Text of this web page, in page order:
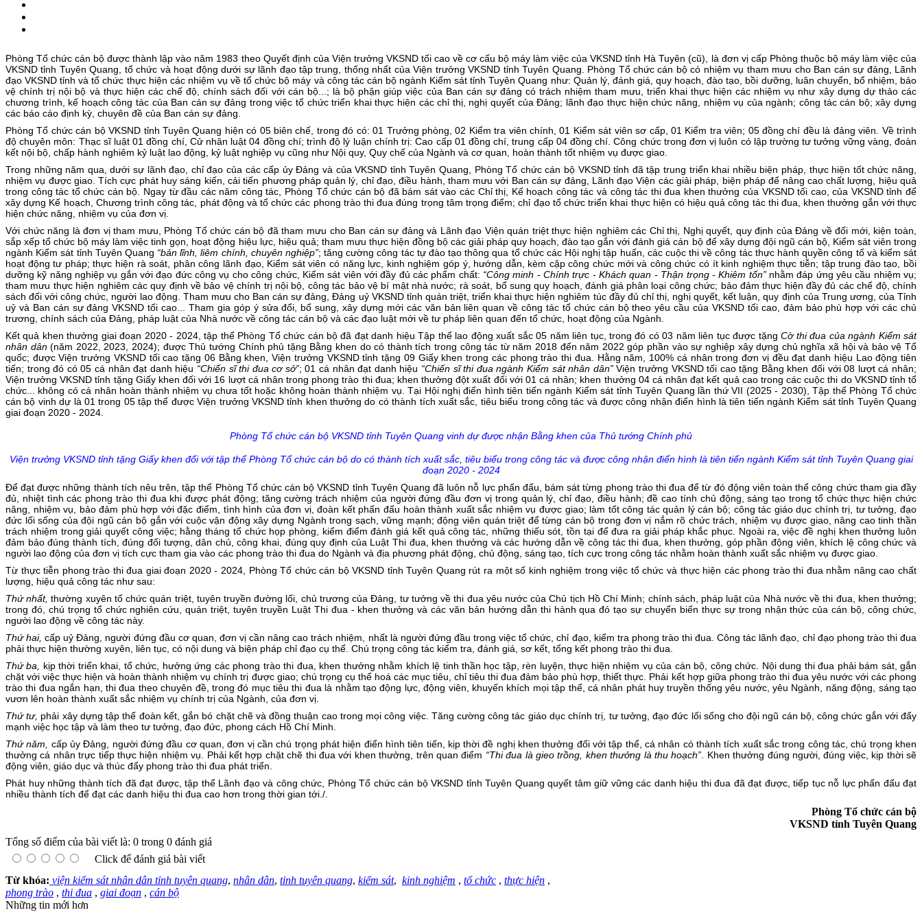
Phòng Tổ chức cán bộ được thành lập vào năm 1983 theo Quyết định của Viện trưởng VKSND tối cao về cơ cấu bộ máy làm việc của VKSND tỉnh Hà Tuyên (cũ), là đơn vị cấp Phòng thuộc bộ máy làm việc của
VKSND tỉnh Tuyên Quang, tổ chức và hoạt động dưới sự lãnh đạo tập trung, thống nhất của Viện trưởng VKSND tỉnh Tuyên Quang. Phòng Tổ chức cán bộ có nhiệm vụ tham mưu cho Ban cán sự đảng, Lãnh
đạo VKSND tỉnh và tổ chức thực hiện các nhiệm vụ về tổ chức bộ máy và công tác cán bộ ngành Kiểm sát tỉnh Tuyên Quang như: Quản lý, đánh giá, quy hoạch, đào tạo, bồi dưỡng, luân chuyển, bổ nhiệm, bảo
vệ chính trị nội bộ và thực hiện các chế độ, chính sách đối với cán bộ...; là bộ phận giúp việc của Ban cán sự đảng có trách nhiệm tham mưu, triển khai thực hiện các nhiệm vụ như xây dựng dự thảo các
chương trình, kế hoạch công tác của Ban cán sự đảng trong việc tổ chức triển khai thực hiện các chỉ thị, nghị quyết của Đảng; lãnh đạo thực hiện chức năng, nhiệm vụ của ngành; công tác cán bộ; xây dựng
các báo cáo định kỳ, chuyên đề của Ban cán sự đảng.
Phòng Tổ chức cán bộ VKSND tỉnh Tuyên Quang hiện có 05 biên chế, trong đó có: 01 Trưởng phòng, 02 Kiểm tra viên chính, 01 Kiểm sát viên sơ cấp, 01 Kiểm tra viên; 05 đồng chí đều là đảng viên. Về trình
độ chuyên môn: Thạc sĩ luật 01 đồng chí, Cử nhân luật 04 đồng chí; trình độ lý luận chính trị: Cao cấp 01 đồng chí, trung cấp 04 đồng chí. Công chức trong đơn vị luôn có lập trường tư tưởng vững vàng, đoàn
kết nội bộ, chấp hành nghiêm kỷ luật lao động, kỷ luật nghiệp vụ cũng như Nội quy, Quy chế của Ngành và cơ quan, hoàn thành tốt nhiệm vụ được giao.
Trong những năm qua, dưới sự lãnh đạo, chỉ đạo của các cấp ủy Đảng và của VKSND tỉnh Tuyên Quang, Phòng Tổ chức cán bộ VKSND tỉnh đã tập trung triển khai nhiều biện pháp, thực hiện tốt chức năng,
nhiệm vụ được giao. Tích cực phát huy sáng kiến, cải tiến phương pháp quản lý, chỉ đạo, điều hành, tham mưu với Ban cán sự đảng, Lãnh đạo Viện các giải pháp, biện pháp để nâng cao chất lượng, hiệu quả
trong công tác tổ chức cán bộ. Ngay từ đầu các năm công tác, Phòng Tổ chức cán bộ đã bám sát vào các Chỉ thị, Kế hoạch công tác và công tác thi đua khen thưởng của VKSND tối cao, của VKSND tỉnh để
xây dựng Kế hoạch, Chương trình công tác, phát động và tổ chức các phong trào thi đua đúng trọng tâm trọng điểm; chỉ đạo tổ chức triển khai thực hiện có hiệu quả công tác thi đua, khen thưởng gắn với thực
hiện chức năng, nhiệm vụ của đơn vị.
Với chức năng là đơn vị tham mưu, Phòng Tổ chức cán bộ đã tham mưu cho Ban cán sự đảng và Lãnh đạo Viện quán triệt thực hiện nghiêm các Chỉ thị, Nghị quyết, quy định của Đảng về đổi mới, kiện toàn,
sắp xếp tổ chức bộ máy làm việc tinh gọn, hoạt động hiệu lực, hiệu quả; tham mưu thực hiện đồng bộ các giải pháp quy hoạch, đào tạo gắn với đánh giá cán bộ để xây dựng đội ngũ cán bộ, Kiểm sát viên trong
ngành Kiểm sát tỉnh Tuyên Quang “bản lĩnh, liêm chính, chuyên nghiệp”; tăng cường công tác tự đào tạo thông qua tổ chức các Hội nghị tập huấn, các cuộc thi về công tác thực hành quyền công tố và kiểm sát
hoạt động tư pháp; thực hiện rà soát, phân công lãnh đạo, Kiểm sát viên có năng lực, kinh nghiệm góp ý, hướng dẫn, kèm cặp công chức mới và công chức có ít kinh nghiệm thực tiễn; tập trung đào tạo, bồi
dưỡng kỹ năng nghiệp vụ gắn với đạo đức công vụ cho công chức, Kiểm sát viên với đầy đủ các phẩm chất: “Công minh - Chính trực - Khách quan - Thận trọng - Khiêm tốn”nhằm đáp ứng yêu cầu nhiệm vụ;
tham mưu thực hiện nghiêm các quy định về bảo vệ chính trị nội bộ, công tác bảo vệ bí mật nhà nước; rà soát, bổ sung quy hoạch, đánh giá phân loại công chức; bảo đảm thực hiện đầy đủ các chế độ, chính
sách đối với công chức, người lao động. Tham mưu cho Ban cán sự đảng, Đảng uỷ VKSND tỉnh quán triệt, triển khai thực hiện nghiêm túc đầy đủ chỉ thị, nghị quyết, kết luận, quy định của Trung ương, của Tỉnh
uỷ và Ban cán sự đảng VKSND tối cao... Tham gia góp ý sửa đổi, bổ sung, xây dựng mới các văn bản liên quan về công tác tổ chức cán bộ theo yêu cầu của VKSND tối cao, đảm bảo phù hợp với các chủ
trương, chính sách của Đảng, pháp luật của Nhà nước về công tác cán bộ và các đạo luật mới về tư pháp liên quan đến tổ chức, hoạt động của Ngành.
Kết quả khen thưởng giai đoạn 2020 - 2024, tập thể Phòng Tổ chức cán bộ đã đạt danh hiệu Tập thể lao động xuất sắc 05 năm liên tục, trong đó có 03 năm liên tục được tặngCờ thi đua của ngành Kiểm sát
nhân dân(năm 2022, 2023, 2024); được Thủ tướng Chính phủ tặng Bằng khen do có thành tích trong công tác từ năm 2018 đến năm 2022 góp phần vào sự nghiệp xây dựng chủ nghĩa xã hội và bảo vệ Tổ
quốc; được Viện trưởng VKSND tối cao tặng 06 Bằng khen, Viện trưởng VKSND tỉnh tặng 09 Giấy khen trong các phong trào thi đua. Hằng năm, 100% cá nhân trong đơn vị đều đạt danh hiệu Lao động tiên
tiến; trong đó có 05 cá nhân đạt danh hiệu “Chiến sĩ thi đua cơ sở”; 01 cá nhân đạt danh hiệu “Chiến sĩ thi đua ngành Kiểm sát nhân dân”Viện trưởng VKSND tối cao tặng Bằng khen đối với 08 lượt cá nhân;
Viện trưởng VKSND tỉnh tặng Giấy khen đối với 16 lượt cá nhân trong phong trào thi đua; khen thưởng đột xuất đối với 01 cá nhân; khen thưởng 04 cá nhân đạt kết quả cao trong các cuộc thi do VKSND tỉnh tổ
chức... không có cá nhân hoàn thành nhiệm vụ chưa tốt hoặc không hoàn thành nhiệm vụ. Tại Hội nghị điển hình tiên tiến ngành Kiểm sát tỉnh Tuyên Quang lần thứ VII (2025 - 2030), Tập thể Phòng Tổ chức
cán bộ vinh dự là 01 trong 05 tập thể được Viện trưởng VKSND tỉnh khen thưởng do có thành tích xuất sắc, tiêu biểu trong công tác và được công nhận điển hình là tiên tiến ngành Kiểm sát tỉnh Tuyên Quang
giai đoạn 2020 - 2024.
Phòng Tổ chức cán bộ VKSND tỉnh Tuyên Quang vinh dự được nhận Bằng khen của Thủ tướng Chính phủ
Viện trưởng VKSND tỉnh tặng Giấy khen đối với tập thể Phòng Tổ chức cán bộ do có thành tích xuất sắc, tiêu biểu trong công tác và được công nhận điển hình là tiên tiến ngành Kiểm sát tỉnh Tuyên Quang giai
đoạn 2020 - 2024
Để đạt được những thành tích nêu trên, tập thể Phòng Tổ chức cán bộ VKSND tỉnh Tuyên Quang đã luôn nỗ lực phấn đấu, bám sát từng phong trào thi đua để từ đó động viên toàn thể công chức tham gia đầy
đủ, nhiệt tình các phong trào thi đua khi được phát động; tăng cường trách nhiệm của người đứng đầu đơn vị trong quản lý, chỉ đạo, điều hành; đề cao tính chủ động, sáng tạo trong tổ chức thực hiện chức
năng, nhiệm vụ, bảo đảm phù hợp với đặc điểm, tình hình của đơn vị, đoàn kết phấn đấu hoàn thành xuất sắc nhiệm vụ được giao; làm tốt công tác quản lý cán bộ; công tác giáo dục chính trị, tư tưởng, đạo
đức lối sống của đội ngũ cán bộ gắn với cuộc vận động xây dựng Ngành trong sạch, vững mạnh; động viên quán triệt để từng cán bộ trong đơn vị nắm rõ chức trách, nhiệm vụ được giao, nâng cao tinh thần
trách nhiệm trong giải quyết công việc; hằng tháng tổ chức họp phòng, kiểm điểm đánh giá kết quả công tác, những thiếu sót, tồn tại để đưa ra giải pháp khắc phục. Ngoài ra, việc đề nghị khen thưởng luôn
đảm bảo đúng thành tích, đúng đối tượng, dân chủ, công khai, đúng quy định của Luật Thi đua, khen thưởng và các hướng dẫn về công tác thi đua, khen thưởng, góp phần động viên, khích lệ công chức và
người lao động của đơn vị tích cực tham gia vào các phong trào thi đua do Ngành và địa phương phát động, chủ động, sáng tạo, tích cực trong công tác nhằm hoàn thành xuất sắc nhiệm vụ được giao.
Từ thực tiễn phong trào thi đua giai đoạn 2020 - 2024, Phòng Tổ chức cán bộ VKSND tỉnh Tuyên Quang rút ra một số kinh nghiệm trong việc tổ chức và thực hiện các phong trào thi đua nhằm nâng cao chất
lượng, hiệu quả công tác như sau:
Thứ nhất, thường xuyên tổ chức quán triệt, tuyên truyền đường lối, chủ trương của Đảng, tư tưởng về thi đua yêu nước của Chủ tịch Hồ Chí Minh; chính sách, pháp luật của Nhà nước về thi đua, khen thưởng;
trong đó, chú trọng tổ chức nghiên cứu, quán triệt, tuyên truyền Luật Thi đua - khen thưởng và các văn bản hướng dẫn thi hành qua đó tạo sự chuyển biến thực sự trong nhận thức của cán bộ, công chức,
người lao động về công tác này.
Thứ hai, cấp uỷ Đảng, người đứng đầu cơ quan, đơn vị cần nâng cao trách nhiệm, nhất là người đứng đầu trong việc tổ chức, chỉ đạo, kiểm tra phong trào thi đua. Công tác lãnh đạo, chỉ đạo phong trào thi đua
phải thực hiện thường xuyên, liên tục, có nội dung và biện pháp chỉ đạo cụ thể. Chú trọng công tác kiểm tra, đánh giá, sơ kết, tổng kết phong trào thi đua.
Thứ ba,
kịp thời triển khai, tổ chức, hưởng ứng các phong trào thi đua, khen thưởng nhằm khích lệ tinh thần học tập, rèn luyện, thực hiện nhiệm vụ của cán bộ, công chức. Nội dung thi đua phải bám sát, gắn
chặt với việc thực hiện và hoàn thành nhiệm vụ chính trị được giao; chú trọng cụ thể hoá các mục tiêu, chỉ tiêu thi đua đảm bảo phù hợp, thiết thực. Phải kết hợp giữa phong trào thi đua yêu nước với các phong
trào thi đua ngắn hạn, thi đua theo chuyên đề, trong đó mục tiêu thi đua là nhằm tạo động lực, động viên, khuyến khích mọi tập thể, cá nhân phát huy truyền thống yêu nước, yêu Ngành, năng động, sáng tạo
vươn lên hoàn thành xuất sắc nhiệm vụ chính trị của Ngành, của đơn vị.
Thứ tư, phải xây dựng tập thể đoàn kết, gắn bó chặt chẽ và đồng thuận cao trong mọi công việc. Tăng cường công tác giáo dục chính trị, tư tưởng, đạo đức lối sống cho đội ngũ cán bộ, công chức gắn với đẩy
mạnh việc học tập và làm theo tư tưởng, đạo đức, phong cách Hồ Chí Minh.
Thứ năm,
cấp ủy Đảng, người đứng đầu cơ quan, đơn vị cần chú trọng phát hiện điển hình tiên tiến, kịp thời đề nghị khen thưởng đối với tập thể, cá nhân có thành tích xuất sắc trong công tác, chú trọng khen
thưởng cá nhân trực tiếp thực hiện nhiệm vụ. Phải kết hợp chặt chẽ thi đua với khen thưởng, trên quan điểm “Thi đua là gieo trồng, khen thưởng là thu hoạch” . Khen thưởng đúng người, đúng việc, kịp thời sẽ
động viên, giáo dục và thúc đẩy phong trào thi đua phát triển.
Phát huy những thành tích đã đạt được, tập thể Lãnh đạo và công chức, Phòng Tổ chức cán bộ VKSND tỉnh Tuyên Quang quyết tâm giữ vững các danh hiệu thi đua đã đạt được, tiếp tục nỗ lực phấn đấu đạt
nhiều thành tích để đạt các danh hiệu thi đua cao hơn trong thời gian tới./.
Phòng Tổ chức cán bộ
VKSND tỉnh Tuyên Quang
Tổng số điểm của bài viết là: 0 trong 0 đánh giá
Click để đánh giá bài viết
Từ khóa: viện kiểm sát nhân dân tỉnh tuyên quang, nhân dân, tỉnh tuyên quang, kiểm sát, kinh nghiệm , tổ chức , thực hiện ,
phong trào , thi đua , giai đoạn , cán bộ
Những tin mới hơn